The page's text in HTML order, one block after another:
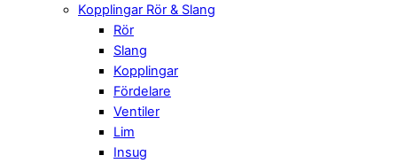
Kopplingar Rör & Slang
Rör
Slang
Kopplingar
Fördelare
Ventiler
Lim
Insug